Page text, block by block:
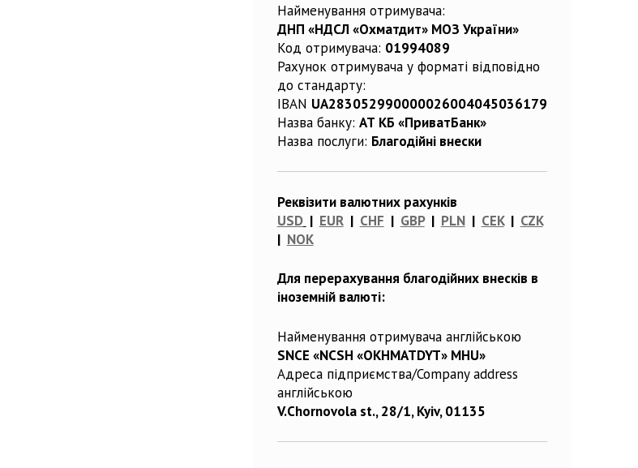
Найменування отримувача:
ДНП «НДСЛ «Охматдит» МОЗ України»
Код отримувача: 01994089
Рахунок отримувача у форматі відповідно
до стандарту:
IBAN UA283052990000026004045036179
Назва банку: АТ КБ «ПриватБанк»
Назва послуги: Благодійні внески
Реквізити валютних рахунків
USD | EUR| CHF | GBP| PLN| CEK| CZK
| NOK
Для перерахування благодійних внесків в
іноземній валюті:
Найменування отримувача англійською
SNCE «NCSH «OKHMATDYT» MHU»
Адреса підприємства/Company address
англійською
V.Chornovola st., 28/1, Kyiv, 01135